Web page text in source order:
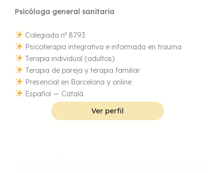
Psicóloga general sanitaria
Colegiada nº 8793
Psicoterapia integrativa e informada en trauma
Terapia individual (adultos)
Terapia de pareja y terapia familiar
Presencial en Barcelona y online
Español ∽ Català
Ver perfil